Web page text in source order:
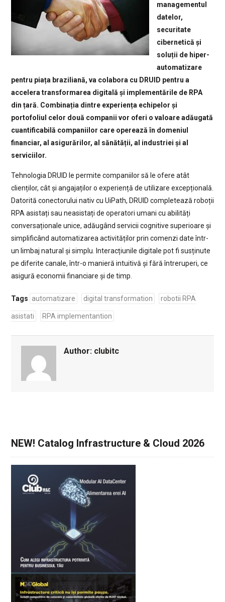
managementul
datelor,
securitate
cibernetică și
soluții de hiper-
automatizare
pentru piața braziliană, va colabora cu DRUID pentru a
accelera transformarea digitală și implementările de RPA
din țară. Combinația dintre experiența echipelor și
portofoliul celor două companii vor oferi o valoare adăugată
cuantificabilă companiilor care operează în domeniul
financiar, al asigurărilor, al sănătății, al industriei și al
serviciilor.
Tehnologia DRUID le permite companiilor să le ofere atât
clienților, cât și angajaților o experiență de utilizare excepțională.
Datorită conectorului nativ cu UiPath, DRUID completează roboții
RPA asistați sau neasistați de operatori umani cu abilități
conversaționale unice, adăugând servicii cognitive superioare și
simplificând automatizarea activităților prin comenzi date într-
un limbaj natural și simplu. Interacțiunile digitale pot fi susținute
pe diferite canale, într-o manieră intuitivă și fără întreruperi, ce
asigură economii financiare și de timp.
Tags automatizare digital transformation robotii RPA
asistati RPA implementantion
Author: clubitc
NEW! Catalog Infrastructure & Cloud 2026